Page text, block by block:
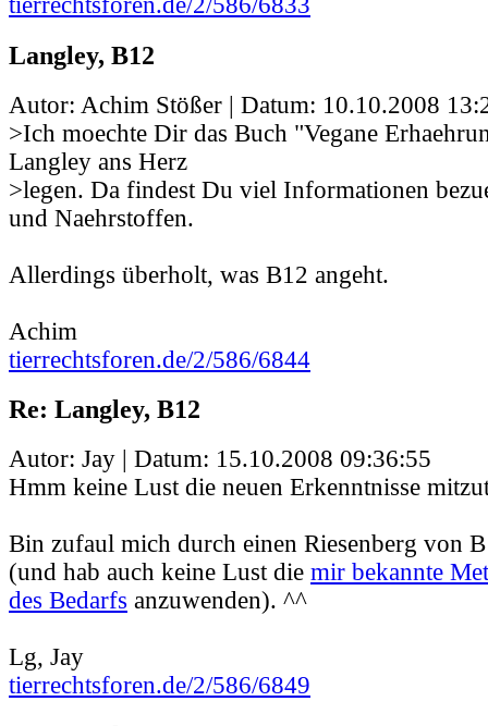
Langley, B12
Autor: Achim Stößer | Datum: 10.10.2008
>Ich moechte Dir das Buch "Vegane
Langley ans Herz
>legen. Da findest Du viel Informationen
und Naehrstoffen.
Allerdings überholt, was B12 angeht.
Achim
tierrechtsforen.de/2/586/6844
Re: Langley, B12
Autor: Jay | Datum: 15.10.2008 09:36:55
Hmm keine Lust die neuen Erkenntnisse
Bin zufaul mich durch einen Riesenberg von
(und hab auch keine Lust die mir bekannte
des Bedarfs anzuwenden). ^^
Lg, Jay
tierrechtsforen.de/2/586/6849